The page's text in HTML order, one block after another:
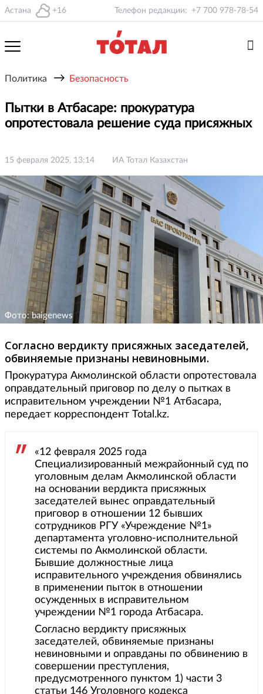
Астана +16 Телефон редакции: +7 700 978-78-54
Политика → Безопасность
Пытки в Атбасаре: прокуратура
опротестовала решение суда присяжных
15 февраля 2025, 13:14 ИА Тотал Казахстан
Фото: baigenews
Согласно вердикту присяжных заседателей,
обвиняемые признаны невиновными.
Прокуратура Акмолинской области опротестовала
оправдательный приговор по делу о пытках в
исправительном учреждении №1 Атбасара,
передает корреспондент Total.kz.
«12 февраля 2025 года
Специализированный межрайонный суд по
уголовным делам Акмолинской области
на основании вердикта присяжных
заседателей вынес оправдательный
приговор в отношении 12 бывших
сотрудников РГУ «Учреждение №1»
департамента уголовно-исполнительной
системы по Акмолинской области.
Бывшие должностные лица
исправительного учреждения обвинялись
в применении пыток в отношении
осужденных в исправительном
учреждении №1 города Атбасара.
Согласно вердикту присяжных
заседателей, обвиняемые признаны
невиновными и оправданы по обвинению в
совершении преступления,
предусмотренного пунктом 1) части 3
статьи 146 Уголовного кодекса